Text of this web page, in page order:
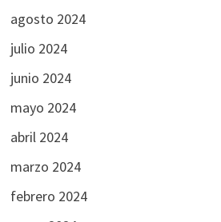
agosto 2024
julio 2024
junio 2024
mayo 2024
abril 2024
marzo 2024
febrero 2024